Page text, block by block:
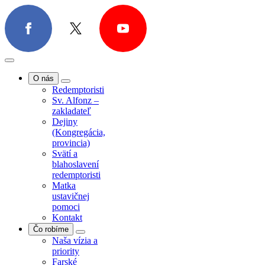
O nás
Redemptoristi
Sv. Alfonz –
zakladateľ
Dejiny
(Kongregácia,
provincia)
Svätí a
blahoslavení
redemptoristi
Matka
ustavičnej
pomoci
Kontakt
Čo robíme
Naša vízia a
priority
Farské